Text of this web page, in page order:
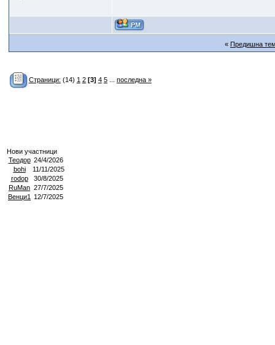
« Предишна
Страници: (14) 1 2 [3] 4 5... последна »
Нови участници
Теодор 24/4/2026
bohi
11/11/2025
rodop
30/8/2025
RuMan 27/7/2025
Венци1
12/7/2025